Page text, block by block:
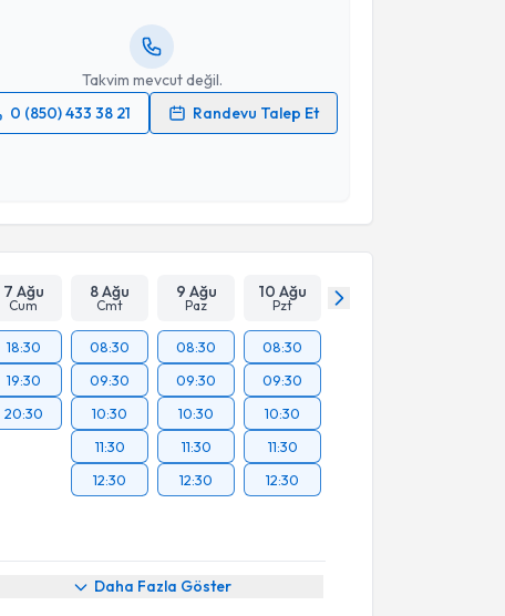
Takvim mevcut değil.
0 (850) 433 38 21
Randevu Talep Et
7 Ağu
Cum
8 Ağu
Cmt
9 Ağu
Paz
10 Ağu
Pzt
18:30
19:30
20:30
08:30
09:30
10:30
11:30
12:30
08:30
09:30
10:30
11:30
12:30
08:30
09:30
10:30
11:30
12:30
Daha Fazla Göster